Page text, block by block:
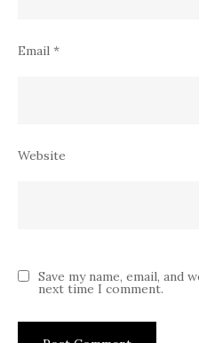
Email *
Website
Save my name, email,
next time I comment.